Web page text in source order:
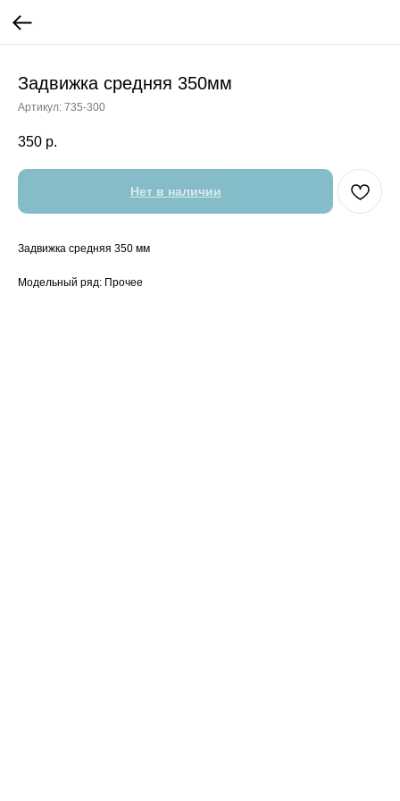
Задвижка средняя 350мм
Артикул: 735-300
350 р.
Нет в наличии
Задвижка средняя 350 мм
Модельный ряд: Прочее